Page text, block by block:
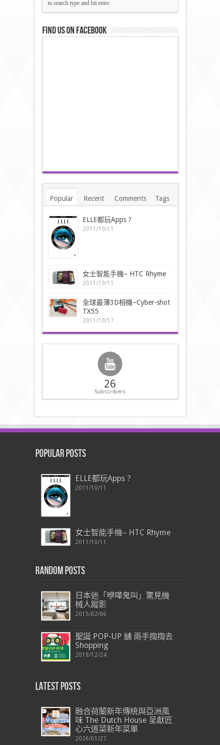
Find us on Facebook
Popular Recent Comments Tags
ELLE都玩Apps ?
2011/10/11
女士智能手機– HTC Rhyme
2011/10/11
全球最薄3D相機–Cyber-shot
TX55
2011/10/17
26
Subscribers
Popular Posts
ELLE都玩Apps ?
2011/10/11
女士智能手機– HTC Rhyme
2011/10/11
Random Posts
日本迷「咿嘩鬼叫」驚見機
械人蹤影
2015/02/06
聖誕 POP-UP 舖 兩手揈揈去
Shopping
2018/12/24
Latest Posts
融合荷蘭新年傳統與亞洲風
味 The Dutch House 呈獻匠
心六道菜新年菜單
2026/01/27